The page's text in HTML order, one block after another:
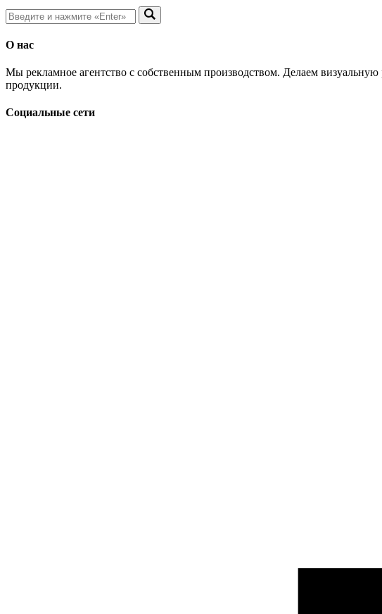
О нас
Мы рекламное агентство с собственным производством. Делаем
продукции.
Социальные сети